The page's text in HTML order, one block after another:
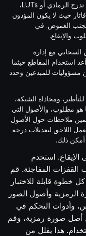
الارتفاع (16:9، 9:16، 1:1)، خط أنابيب الألوان، تدرج الرمادي أو LUTs،
حيث لا يكون المؤدون
الغموض. في
والإيقاع.
السحابي مع إدارة
أعد استخدام المقاطع حيثما
مسؤوليات للمبدعين وحدد
ومحاذاة الشبكة،
هو مطلوب، والأصول التي
ملاحظات حول الأصول
اللاحق لتعديلات درجة
أمكن ذلك.
استخدم
القفزات المفاجئة. قم
خطوة قابلة للاختبار
الرمزية وأصول الصور
وأدوات التحكم في
أصل صورة رمزية، وقم
هذا يقلل من